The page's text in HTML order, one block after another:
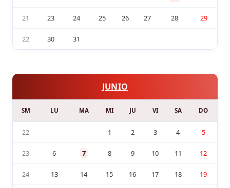
21 23 24 25 26 27 28 29
22 30 31
JUNIO
SM LU MA MI JU VI SA DO
22 1 2 3 4 5
23 6 7 8 9 10 11 12
24 13 14 15 16 17 18 19